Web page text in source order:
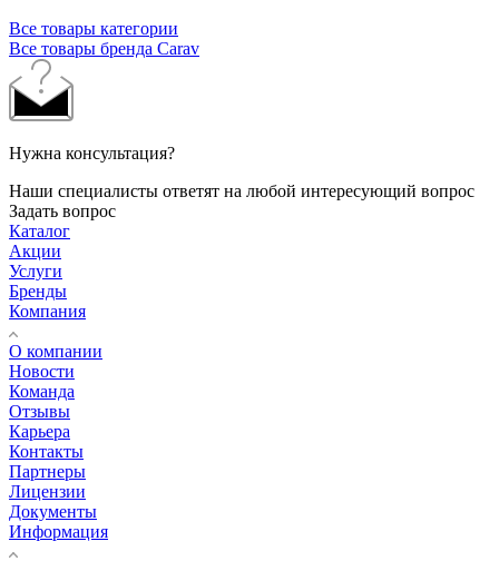
Все товары категории
Все товары бренда Carav
Нужна консультация?
Наши специалисты ответят на любой интересующий вопрос
Задать вопрос
Каталог
Акции
Услуги
Бренды
Компания
О компании
Новости
Команда
Отзывы
Карьера
Контакты
Партнеры
Лицензии
Документы
Информация